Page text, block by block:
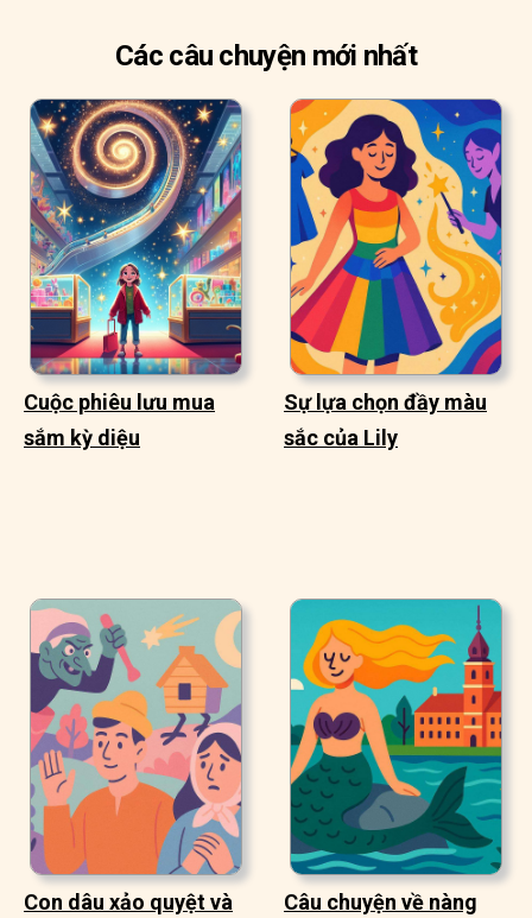
Các câu chuyện mới nhất
Cuộc phiêu lưu mua
sắm kỳ diệu
Sự lựa chọn đầy màu
sắc của Lily
Con dâu xảo quyệt và
Câu chuyện về nàng